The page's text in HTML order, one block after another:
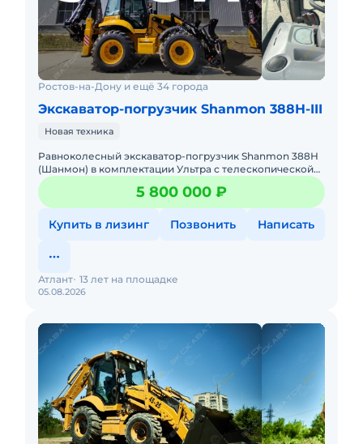
Ростов-на-Дону и ещё 34 города
Экскаватор-погрузчик Shanmon 388H-III
Новая техника
Равноколесный экскаватор-погрузчик Shanmon 388Н
(Шанмон) в комплектации Ультра с телескопической
стрелой, мокрыми мостами CARRARO, поршневым
насосом Hangli и ре5 800 000 ₽
Купить в лизинг Позвонить Написать
05.08.2026
Атлант 13 лет на площадке